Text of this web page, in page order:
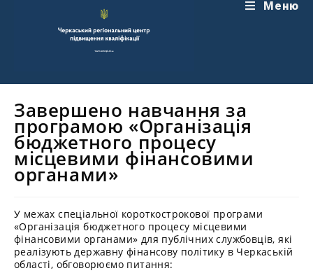
Меню
Завершено навчання за
програмою «Організація
бюджетного процесу
місцевими фінансовими
органами»
У межах спеціальної короткострокової програми
«Організація бюджетного процесу місцевими
фінансовими органами» для публічних службовців, які
реалізують державну фінансову політику в Черкаській
області, обговорюємо питання: